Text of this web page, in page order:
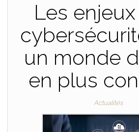
Les
un monde
en plus
Actualités